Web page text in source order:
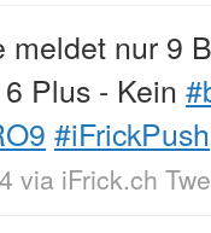
meldet nur 9
Plus - Kein
#iFrickPush
via iFrick.ch